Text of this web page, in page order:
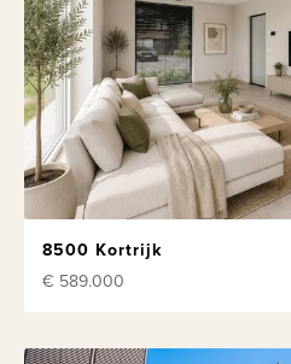
8500 Kortrijk
€ 589.000